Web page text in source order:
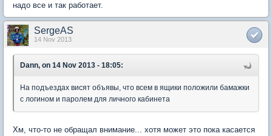
надо все и так работает.
SergeAS
14 Nov 2013
Dann, on 14 Nov 2013 - 18:05:
На подъездах висят объявы, что всем в ящики положили бамажки
с логином и паролем для личного кабинета
Хм, что-то не обращал внимание... хотя может это пока касается